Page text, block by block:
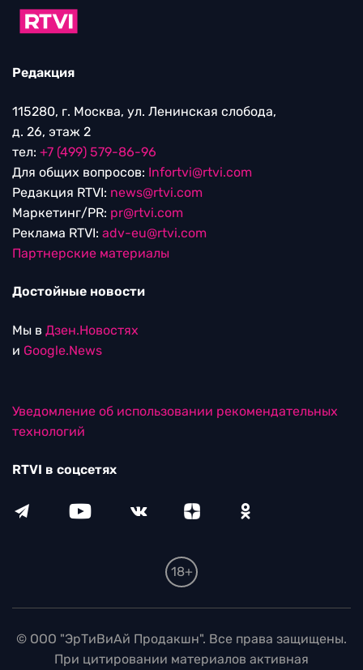
Редакция
115280, г. Москва, ул. Ленинская слобода,
д. 26, этаж 2
тел: +7 (499) 579-86-96
Для общих вопросов: Infortvi@rtvi.com
Редакция RTVI: news@rtvi.com
Маркетинг/PR: pr@rtvi.com
Реклама RTVI: adv-eu@rtvi.com
Партнерские материалы
Достойные новости
Мы в Дзен.Новостях
и Google.News
Уведомление об использовании рекомендательных
технологий
RTVI в соцсетях
18+
© ООО "ЭрТиВиАй Продакшн". Все права защищены.
При цитировании материалов активная